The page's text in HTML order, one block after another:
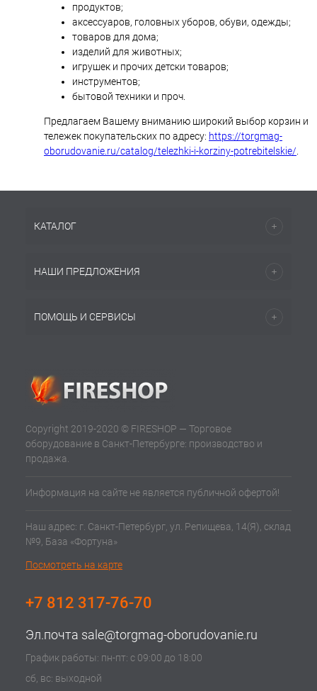
продуктов;
аксессуаров, головных уборов, обуви, одежды;
товаров для дома;
изделий для животных;
игрушек и прочих детски товаров;
инструментов;
бытовой техники и проч.
Предлагаем Вашему вниманию широкий выбор корзин и
тележек покупательских по адресу: https://torgmag-
oborudovanie.ru/catalog/telezhki-i-korziny-potrebitelskie/
КАТАЛОГ
НАШИ ПРЕДЛОЖЕНИЯ
ПОМОЩЬ И СЕРВИСЫ
Copyright 2019-2020 © FIRESHOP — Торговое
оборудование в Санкт-Петербурге: производство и
продажа.
Информация на сайте не является публичной офертой!
Наш адрес: г. Санкт-Петербург, ул. Репищева, 14(Я), склад
№9, База «Фортуна»
Посмотреть на карте
+7 812 317-76-70
Эл.почта sale@torgmag-oborudovanie.ru
График работы: пн-пт: с 09:00 до 18:00
сб, вс: выходной